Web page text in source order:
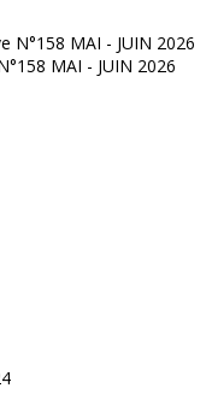
MAI - JUIN 2026